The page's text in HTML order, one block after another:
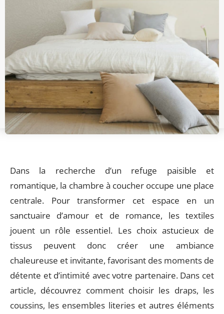
Dans la recherche d’un refuge paisible et
romantique, la chambre à coucher occupe une place
centrale. Pour transformer cet espace en un
sanctuaire d’amour et de romance, les textiles
jouent un rôle essentiel. Les choix astucieux de
tissus peuvent donc créer une ambiance
chaleureuse et invitante, favorisant des moments de
détente et d’intimité avec votre partenaire. Dans cet
article, découvrez comment choisir les draps, les
coussins, les ensembles literies et autres éléments